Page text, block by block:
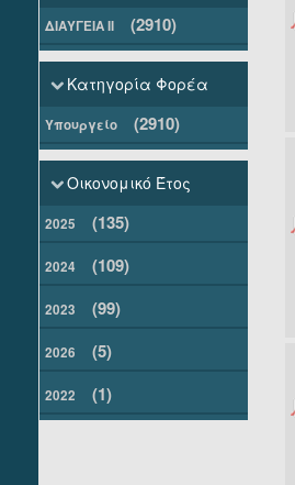
ΔΙΑΥΓΕΙΑ ΙΙ (2910)
Κατηγορία Φορέα
Υπουργείο (2910)
Οικονομικό Έτος
2025 (135)
2024 (109)
2023 (99)
2026 (5)
2022 (1)